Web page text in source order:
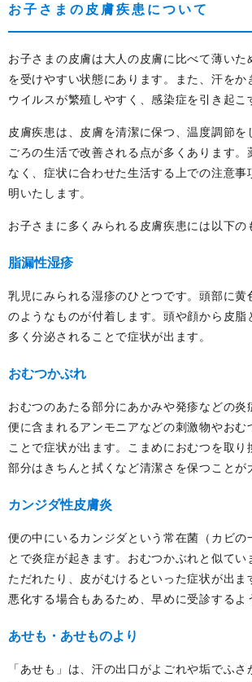
お子さまの皮膚疾患について
お子さまの皮膚は大人の皮膚に比べて薄いた
を受けやすい状態にあります。また、汗をか
ウイルスが繁殖しやすく、感染症を引き起こ
皮膚疾患は、皮膚を清潔に保つ、温度調節を
ごろの生活で改善される点が多くあります。
なく、症状に合わせた生活する上での注意事
明いたします。
お子さまに多くみられる皮膚疾患には以下の
脂漏性湿疹
乳児にみられる湿疹のひとつです。頭部に黄
のようなものが付着します。頭や顔から皮脂
多く分泌されることで症状が出ます。
おむつかぶれ
おむつのあたる部分にあかみや発疹などの炎
便に含まれるアンモニアなどの刺激物やおむ
ことで症状が出ます。こまめにおむつを取り
部分はきちんと拭くなど清潔さを保つことが
カンジダ性皮膚炎
便の中にいるカンジダという常在菌（カビの
とで炎症が起きます。おむつかぶれと似てい
ただれたり、皮がむけるといった症状が出ま
悪化する場合もあるため、早めに受診するよ
あせも・あせものより
「あせも」は、汗の出口がよごれや垢でふ